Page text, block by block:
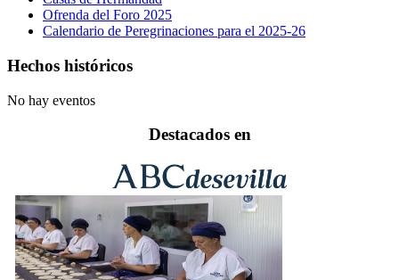
Ofrenda del Foro 2025
Calendario de Peregrinaciones para el 2025-26
Hechos históricos
No hay eventos
Destacados en